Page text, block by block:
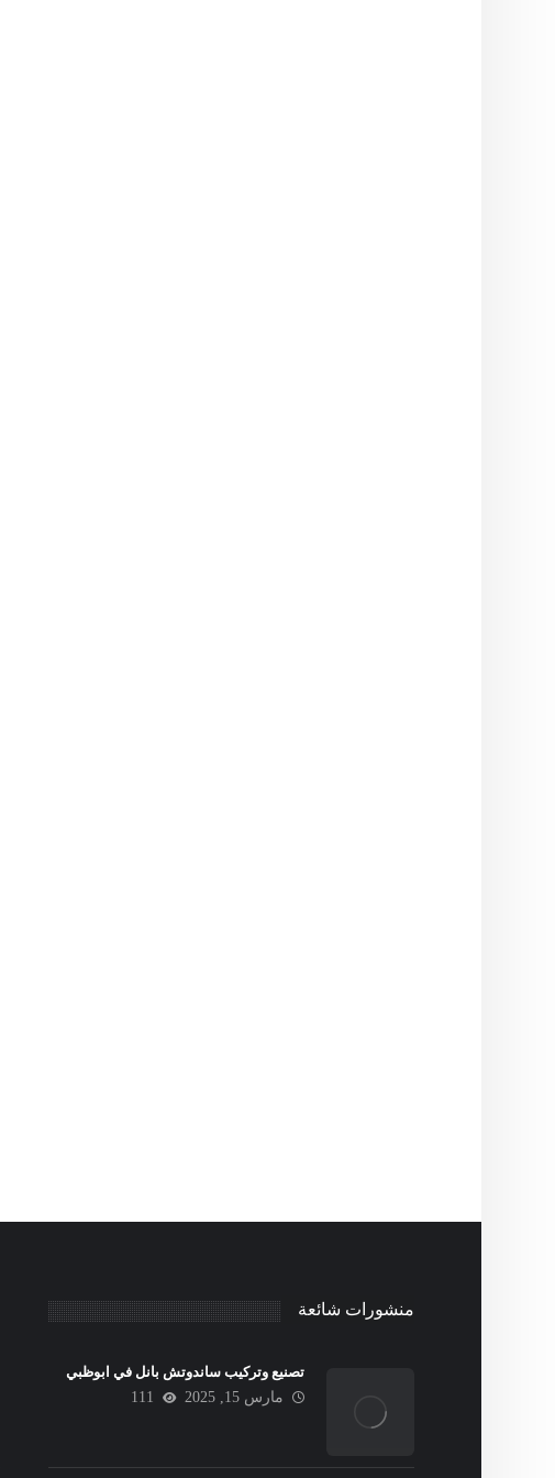
منشورات شائعة
تصنيع وتركيب ساندوتش بانل في ابوظبي
مارس 15, 2025
111